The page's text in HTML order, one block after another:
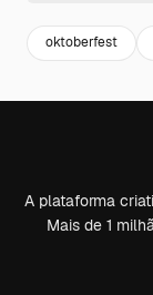
oktoberfest
A plataforma
Mais de 1